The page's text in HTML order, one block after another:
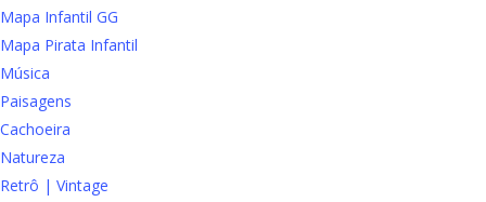
Mapa Infantil GG
Mapa Pirata Infantil
Música
Paisagens
Cachoeira
Natureza
Retrô | Vintage